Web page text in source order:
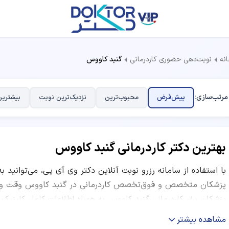
نوبت‌دهی حضوری کاردرمانی گنبد کاووس
مرتب‌سازی: پیش‌فرض محبوب‌ترین نزدیک‌ترین نوبت
بهترین دکتر کاردرمانی گنبد کاووس
با استفاده از سامانه رزرو نوبت آنلاین دکتر وی آی پی،
پزشکان متخصص و فوق‌تخصص کاردرمانی در گنبد کاووس وقت
پزشکان برتر کاردرمانی گنبد کاووس به همراه اطلاعات کامل
ساعات کاری و نظرات بیماران قبلی ارائه شده است. شما می‌توانید
مشاهده بیشتر